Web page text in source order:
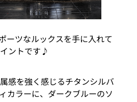
ーツなルックスを手に入れて
ントです♪
感を強く感じるチタンシルバ
カラーに、ダークブルーのソ